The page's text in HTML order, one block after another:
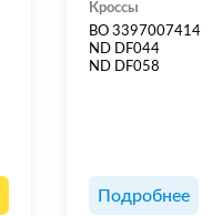
Кроссы
BO 3397007414
ND DF044
ND DF058
Подробнее